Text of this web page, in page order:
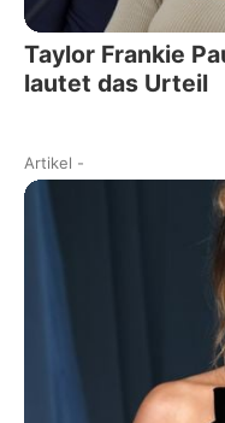
Taylor Frankie
lautet das Urteil
Artikel -